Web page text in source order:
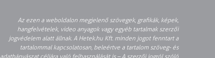
Az ezen a weboldalon megjelenő szövegek, grafikák, képek,
hangfelvételek, video anyagok vagy egyéb tartalmak szerzői
jogvédelem alatt állnak. A Hetek.hu Kft. minden jogot fenntart a
tartalommal kapcsolatosan, beleértve a tartalom szöveg- és
adatbányászat céljára való felhasználását is – A szerzői jogról szóló